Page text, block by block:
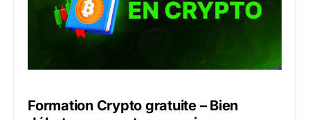
Formation Crypto gratuite – Bien